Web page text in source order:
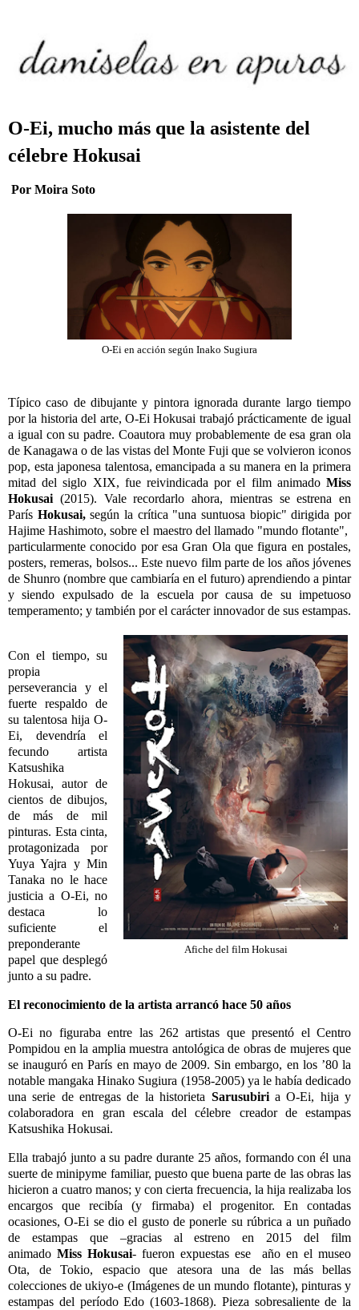
O-Ei, mucho más que la asistente del
célebre Hokusai
Por Moira Soto
O-Ei en acción según Inako Sugiura
Típico caso de dibujante y pintora ignorada durante largo tiempo
por la historia del arte, O-Ei Hokusai trabajó prácticamente de igual
a igual con su padre. Coautora muy probablemente de esa gran ola
de Kanagawa o de las vistas del Monte Fuji que se volvieron iconos
pop, esta japonesa talentosa, emancipada a su manera en la primera
mitad del siglo XIX, fue reivindicada por el film animado Miss
Hokusai (2015). Vale recordarlo ahora, mientras se estrena en
París Hokusai,según la crítica "una suntuosa biopic" dirigida por
Hajime Hashimoto, sobre el maestro del llamado "mundo flotante",
particularmente conocido por esa Gran Ola que figura en postales,
posters, remeras, bolsos... Este nuevo film parte de los años jóvenes
de Shunro (nombre que cambiaría en el futuro) aprendiendo a pintar
y siendo expulsado de la escuela por causa de su impetuoso
temperamento; y también por el carácter innovador de sus estampas.
Afiche del film Hokusai
Con el tiempo, su
propia
perseverancia y el
fuerte respaldo de
su talentosa hija O-
Ei, devendría el
fecundo artista
Katsushika
Hokusai, autor de
cientos de dibujos,
de más de mil
pinturas. Esta cinta,
protagonizada por
Yuya Yajra y Min
Tanaka no le hace
justicia a O-Ei, no
destaca lo
suficiente el
preponderante
papel que desplegó
junto a su padre.
El reconocimiento de la artista arrancó hace 50 años
O-Ei no figuraba entre las 262 artistas que presentó el Centro
Pompidou en la amplia muestra antológica de obras de mujeres que
se inauguró en París en mayo de 2009. Sin embargo, en los ’80 la
notable mangaka Hinako Sugiura (1958-2005) ya le había dedicado
una serie de entregas de la historieta Sarusubiria O-Ei, hija y
colaboradora en gran escala del célebre creador de estampas
Katsushika Hokusai.
Ella trabajó junto a su padre durante 25 años, formando con él una
suerte de minipyme familiar, puesto que buena parte de las obras las
hicieron a cuatro manos; y con cierta frecuencia, la hija realizaba los
encargos que recibía (y firmaba) el progenitor. En contadas
ocasiones, O-Ei se dio el gusto de ponerle su rúbrica a un puñado
de estampas que –gracias al estreno en 2015 del film
animado Miss Hokusai- fueron expuestas ese año en el museo
Ota, de Tokio, espacio que atesora una de las más bellas
colecciones de ukiyo-e (Imágenes de un mundo flotante), pinturas y
estampas del período Edo (1603-1868). Pieza sobresaliente de la